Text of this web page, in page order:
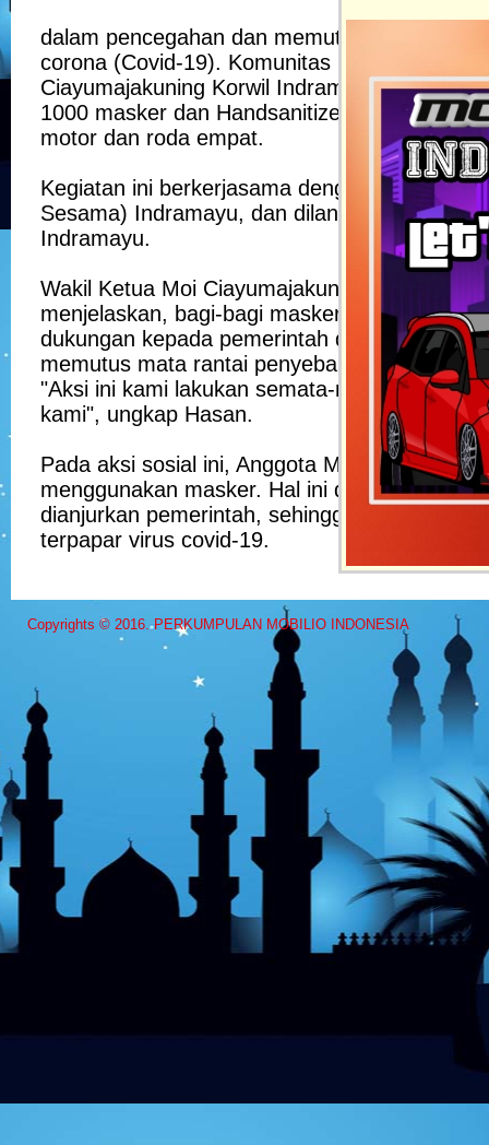
dalam pencegahan dan memutus mata rantai
corona (Covid-19). Komunitas Mobilio
Ciayumajakuning Korwil Indramayu, Minggu
1000 masker dan Handsanitizer ke sejumlah
motor dan roda empat.
Kegiatan ini berkerjasama dengan Kompas
Sesama) Indramayu, dan dilangsungkan di
Indramayu.
Wakil Ketua Moi Ciayumajakuning,
menjelaskan, bagi-bagi masker dan
dukungan kepada pemerintah dalam upaya
memutus mata rantai penyebaran virus
"Aksi ini kami lakukan semata-mata sebagai
kami", ungkap Hasan.
Pada aksi sosial ini, Anggota Moi
menggunakan masker. Hal ini dilakukan
dianjurkan pemerintah, sehingga bisa
terpapar virus covid-19.
Copyrights © 2016. PERKUMPULAN MOBILIO INDONESIA